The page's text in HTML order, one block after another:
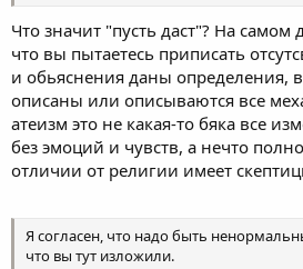
Что значит "пусть даст"? На самом
что вы пытаетесь приписать
и обьяснения даны определения,
описаны или описываются все
атеизм это не какая-то бяка все
без эмоций и чувств, а нечто
отличии от религии имеет
Я согласен, что надо быть
что вы тут изложили.